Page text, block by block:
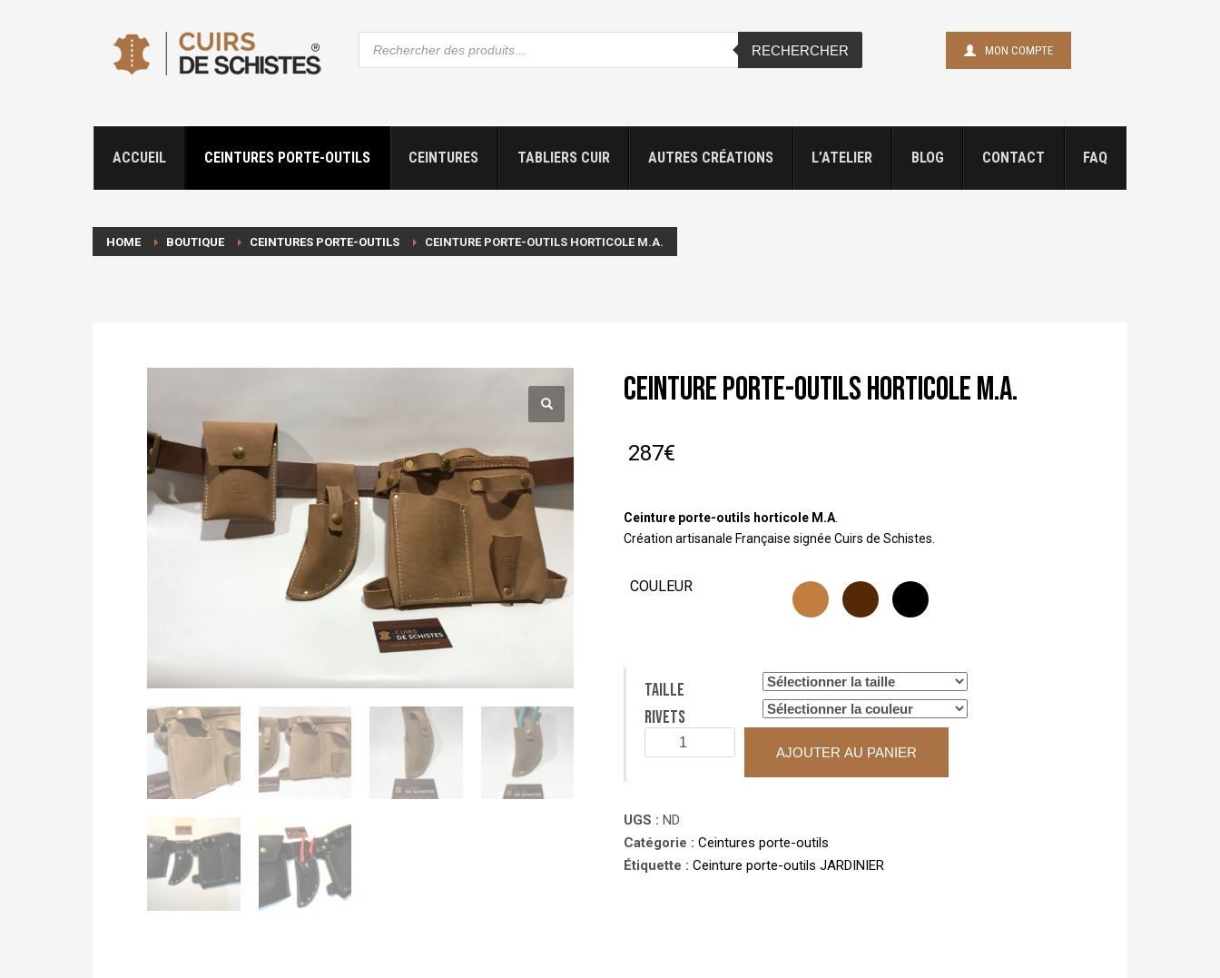
Recherche
de
produits
RECHERCHER MON COMPTE
ACCUEIL CEINTURES PORTE-OUTILS CEINTURES TABLIERS CUIR AUTRES CRÉATIONS L’ATELIER BLOG CONTACT FAQ
HOME BOUTIQUE CEINTURES PORTE-OUTILS CEINTURE PORTE-OUTILS HORTICOLE M.A.
Ceinture porte-outils horticole M.A.
287€
Ceinture porte-outils horticole M.A
Création artisanale Française signée Cuirs de Schistes.
COULEUR
Taille
Rivets
quantité
de
outils
horticole
M.A.
AJOUTER AU PANIER
UGS : ND
Catégorie : Ceintures porte-outils
Étiquette : Ceinture porte-outils JARDINIER